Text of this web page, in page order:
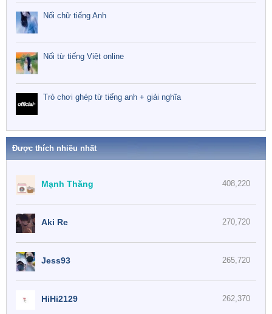
Nối chữ tiếng Anh
Nối từ tiếng Việt online
Trò chơi ghép từ tiếng anh + giải nghĩa
Được thích nhiều nhất
408,220
Mạnh Thăng
270,720
Aki Re
265,720
Jess93
262,370
HiHi2129